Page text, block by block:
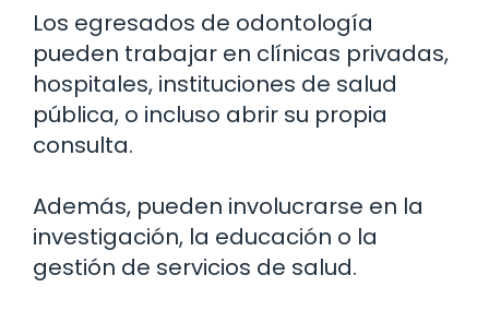
Los egresados de odontología
pueden trabajar en clínicas privadas,
hospitales, instituciones de salud
pública, o incluso abrir su propia
consulta.
Además, pueden involucrarse en la
investigación, la educación o la
gestión de servicios de salud.